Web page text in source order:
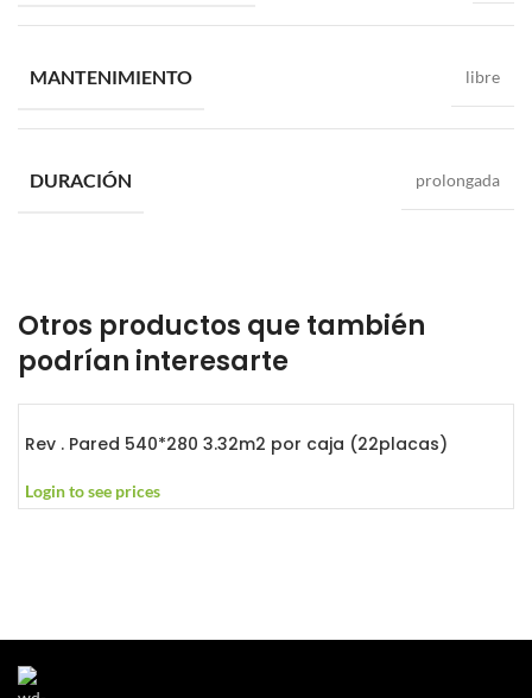
MANTENIMIENTO libre
DURACIÓN prolongada
Otros productos que también
podrían interesarte
Rev . Pared 540*280 3.32m2 por caja (22placas)
Login to see prices